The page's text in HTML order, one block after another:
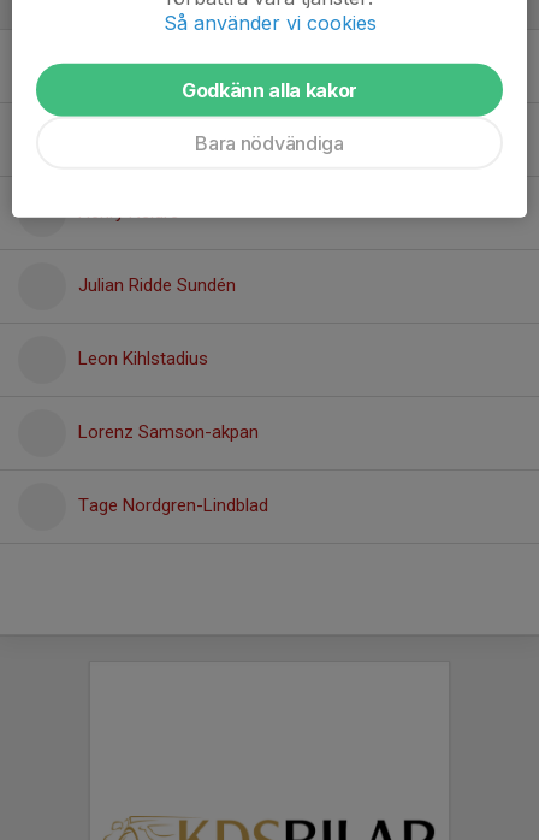
August Ambjörnsson
Erik Oscar Rogne
Henry Neidre
Julian Ridde Sundén
Leon Kihlstadius
Lorenz Samson-akpan
Tage Nordgren-Lindblad
Så använder vi cookies
Godkänn alla kakor
Bara nödvändiga